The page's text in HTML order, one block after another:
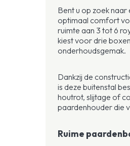
Bent u op zoek naar
optimaal comfort
ruimte aan 3 tot 6
kiest voor drie
onderhoudsgemak.
Dankzij de
is deze buitenstal
houtrot, slijtage of
paardenhouder die
Ruime